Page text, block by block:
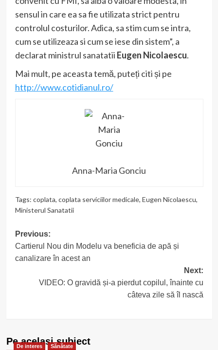
sensul in care ea sa fie utilizata strict pentru
controlul costurilor. Adica, sa stim cum se intra,
cum se utilizeaza si cum se iese din sistem”, a
declarat ministrul sanatatii Eugen Nicolaescu.
Mai mult, pe aceasta temă, puteți citi și pe
http://www.cotidianul.ro/
Anna-Maria Gonciu
Tags: coplata, coplata serviciilor medicale, Eugen Nicolaescu,
Ministerul Sanatatii
Post
navigation
Previous:
Cartierul Nou din Modelu va beneficia de apă și
canalizare în acest an
Next:
VIDEO: O gravidă și-a pierdut copilul, înainte cu
câteva zile să îl nască
Pe acelasi subiect
De interes Sănătate